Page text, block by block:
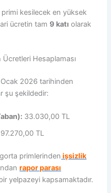
primi kesilecek en yüksek
ücretin tam 9 katı olarak
Ücretleri Hesaplaması
Ocak 2026 tarihinden
şu şekildedir:
33.030,00 TL
TL
primlerinden işsizlik
rapor parası
yelpazeyi kapsamaktadır.